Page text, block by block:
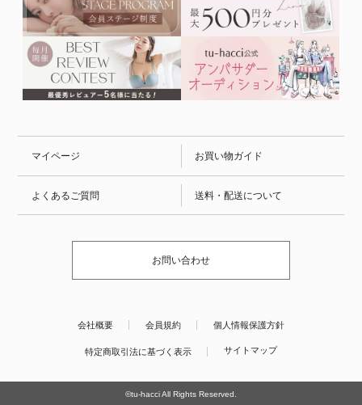
マイページ お買い物ガイド
よくあるご質問 送料・配送について
お問い合わせ
会社概要 会員規約 個人情報保護方針
特定商取引法に基づく表示 サイトマップ
©tu-hacci All Rights Reserved.